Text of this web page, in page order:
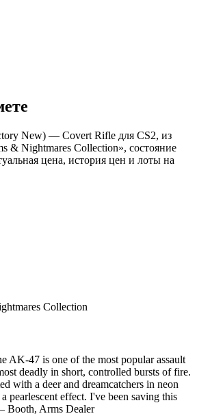
New) — Covert Rifle для CS2, из
& Nightmares Collection», состояние
цена, история цен и лоты на
Collection
AK-47 is one of the most popular assault
deadly in short, controlled bursts of fire.
with a deer and dreamcatchers in neon
pearlescent effect. I've been saving this
Booth, Arms Dealer